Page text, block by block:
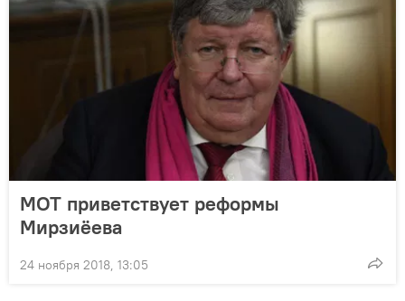
МОТ приветствует реформы
Мирзиёева
24 ноября 2018, 13:05